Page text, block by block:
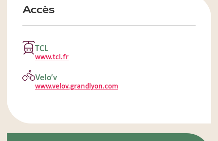
Accès
TCL
www.tcl.fr
Velo’v
www.velov.grandlyon.com